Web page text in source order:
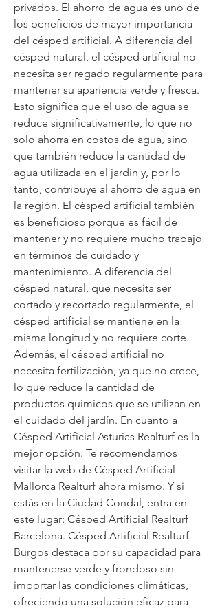
privados. El ahorro de agua es uno de
los beneficios de mayor importancia
del césped artificial. A diferencia del
césped natural, el césped artificial no
necesita ser regado regularmente para
mantener su apariencia verde y fresca.
Esto significa que el uso de agua se
reduce significativamente, lo que no
solo ahorra en costos de agua, sino
que también reduce la cantidad de
agua utilizada en el jardín y, por lo
tanto, contribuye al ahorro de agua en
la región. El césped artificial también
es beneficioso porque es fácil de
mantener y no requiere mucho trabajo
en términos de cuidado y
mantenimiento. A diferencia del
césped natural, que necesita ser
cortado y recortado regularmente, el
césped artificial se mantiene en la
misma longitud y no requiere corte.
Además, el césped artificial no
necesita fertilización, ya que no crece,
lo que reduce la cantidad de
productos químicos que se utilizan en
el cuidado del jardín. En cuanto a
Césped Artificial Asturias Realturf es la
mejor opción. Te recomendamos
visitar la web de Césped Artificial
Mallorca Realturf ahora mismo. Y si
estás en la Ciudad Condal, entra en
este lugar: Césped Artificial Realturf
Barcelona. Césped Artificial Realturf
Burgos destaca por su capacidad para
mantenerse verde y frondoso sin
importar las condiciones climáticas,
ofreciendo una solución eficaz para